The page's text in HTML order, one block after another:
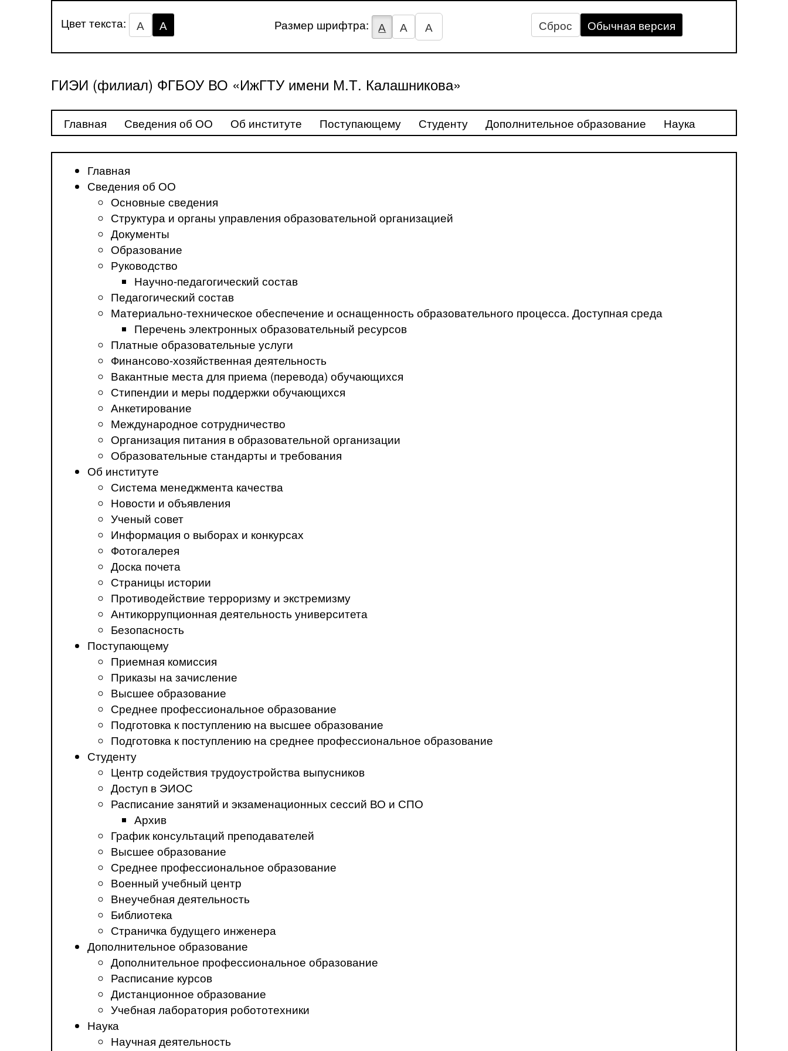
Цвет текста: А А Размер шрифтра: А А А Сброс Обычная версия
ГИЭИ (филиал) ФГБОУ ВО «ИжГТУ имени М.Т. Калашникова»
Главная Сведения об ОО Об институте Поступающему Студенту Дополнительное образование Наука
Главная
Сведения об ОО
Основные сведения
Структура и органы управления образовательной организацией
Документы
Образование
Руководство
Научно-педагогический состав
Педагогический состав
Материально-техническое обеспечение и оснащенность образовательного процесса. Доступная среда
Перечень электронных образовательный ресурсов
Платные образовательные услуги
Финансово-хозяйственная деятельность
Вакантные места для приема (перевода) обучающихся
Стипендии и меры поддержки обучающихся
Анкетирование
Международное сотрудничество
Организация питания в образовательной организации
Образовательные стандарты и требования
Об институте
Система менеджмента качества
Новости и объявления
Ученый совет
Информация о выборах и конкурсах
Фотогалерея
Доска почета
Страницы истории
Противодействие терроризму и экстремизму
Антикоррупционная деятельность университета
Безопасность
Поступающему
Приемная комиссия
Приказы на зачисление
Высшее образование
Среднее профессиональное образование
Подготовка к поступлению на высшее образование
Подготовка к поступлению на среднее профессиональное образование
Студенту
Центр содействия трудоустройства выпусников
Доступ в ЭИОС
Расписание занятий и экзаменационных сессий ВО и СПО
Архив
График консультаций преподавателей
Высшее образование
Среднее профессиональное образование
Военный учебный центр
Внеучебная деятельность
Библиотека
Страничка будущего инженера
Дополнительное образование
Дополнительное профессиональное образование
Расписание курсов
Дистанционное образование
Учебная лаборатория робототехники
Наука
Научная деятельность